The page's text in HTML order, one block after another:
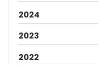
2024
2023
2022